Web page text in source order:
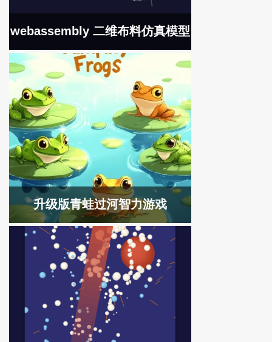
webassembly 二维布料仿真模型
升级版青蛙过河智力游戏